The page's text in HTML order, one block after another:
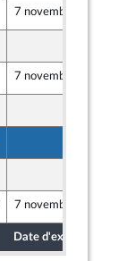
7 novembre 2024
7 novembre 2024
7 novembre 2024
Date d'examen